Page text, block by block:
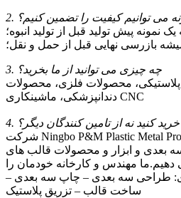
می توانیم کیفیت را تضمین کنیم؟
نمونه پیش تولید قبل از تولید انبوه؛
بازرسی نهایی قبل از حمل و نقل؛
3. چه چیزی می توانید از ما بخرید؟
محصولات فلزی، محصولات
دندانپزشکی، ماشینکاری CNC
خرید کنید نه از تامین کنندگان دیگر؟
شرکت Ningbo P&M Plastic Metal Product Co., Ltd. ما عمده انواع
بعدی و ابزار و محصولات قالب های
دهیم.ما مهندس و کارخانه خودمان را
طراحی سه بعدی – چاپ سه بعدی –
ساخت قالب – تزریق پلاستیک